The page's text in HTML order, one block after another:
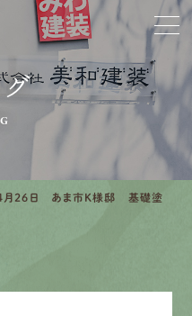
グ
月26日 あま市K様邸 基礎塗